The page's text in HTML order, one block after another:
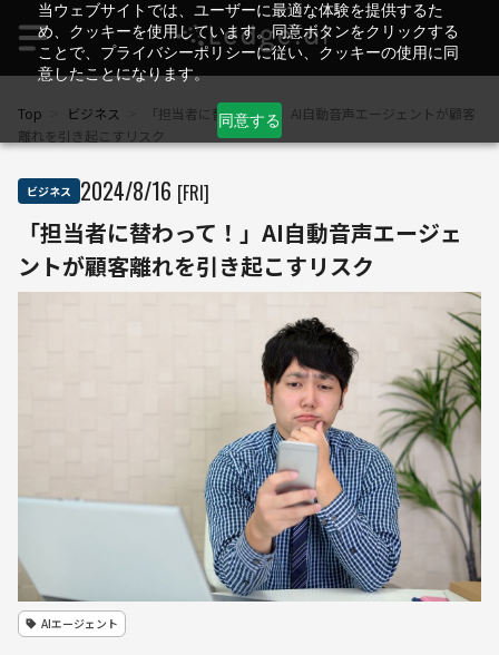
当ウェブサイトでは、ユーザーに最適な体験を提供するた
め、クッキーを使用しています。同意ボタンをクリックする
ことで、プライバシーポリシーに従い、クッキーの使用に同
意したことになります。
同意する
Top ビジネス
「担当者に替わって！」AI自動音声エージェントが顧客
離れを引き起こすリスク
ビジネス 2024/8/16 [FRI]
「担当者に替わって！」AI自動音声エージェ
ントが顧客離れを引き起こすリスク
AIエージェント